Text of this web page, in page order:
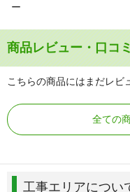
ー
商品レビュー・口コミ
こちらの商品にはまだレビ
全ての
工事エリアについ